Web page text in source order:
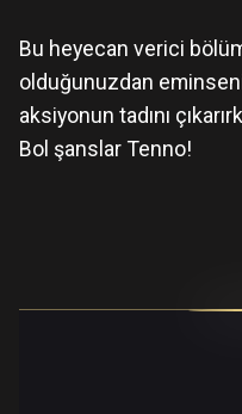
Bu heyecan verici
olduğunuzdan
aksiyonun tadını
Bol şanslar Tenno!